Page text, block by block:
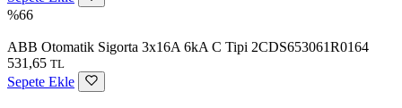
%66
ABB Otomatik Sigorta 3x16A 6kA C Tipi 2CDS653061R0164
531,65 TL
Sepete Ekle